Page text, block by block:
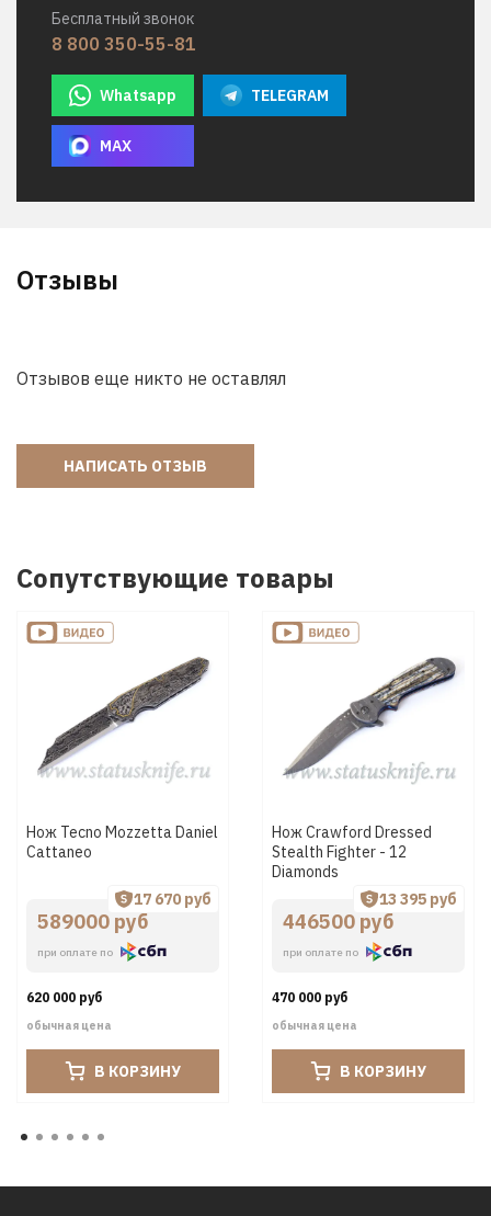
Бесплатный звонок
8 800 350-55-81
Whatsapp TELEGRAM
MAX
Отзывы
Отзывов еще никто не оставлял
НАПИСАТЬ ОТЗЫВ
Сопутствующие товары
Нож Tecno Mozzetta Daniel
Cattaneo
589000 руб
при оплате по
17 670 руб
620 000 руб
обычная цена
В КОРЗИНУ
Нож Crawford Dressed
Stealth Fighter - 12
Diamonds
446500 руб
при оплате по
13 395 руб
470 000 руб
обычная цена
В КОРЗИНУ